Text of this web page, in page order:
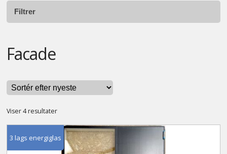
Shop
menu
Kontakt
Filtrer
Facade
Viser 4 resultaterSorteret
seneste
3 lags energiglas